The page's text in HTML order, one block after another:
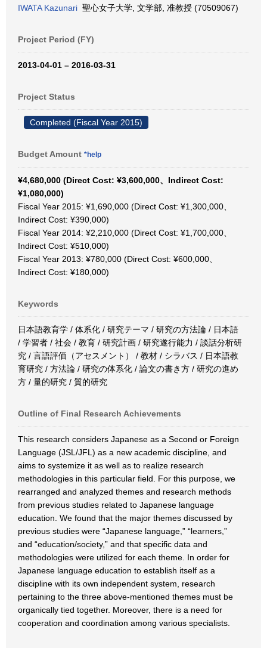
IWATA Kazunari 聖心女子大学, 文学部, 准教授 (70509067)
Project Period (FY)
2013-04-01 – 2016-03-31
Project Status
Completed (Fiscal Year 2015)
Budget Amount *help
¥4,680,000 (Direct Cost: ¥3,600,000、Indirect Cost:
¥1,080,000)
Fiscal Year 2015: ¥1,690,000 (Direct Cost: ¥1,300,000、
Indirect Cost: ¥390,000)
Fiscal Year 2014: ¥2,210,000 (Direct Cost: ¥1,700,000、
Indirect Cost: ¥510,000)
Fiscal Year 2013: ¥780,000 (Direct Cost: ¥600,000、
Indirect Cost: ¥180,000)
Keywords
日本語教育学 / 体系化 / 研究テーマ / 研究の方法論 / 日本語
/ 学習者 / 社会 / 教育 / 研究計画 / 研究遂行能力 / 談話分析研
究 / 言語評価（アセスメント） / 教材 / シラバス / 日本語教
育研究 / 方法論 / 研究の体系化 / 論文の書き方 / 研究の進め
方 / 量的研究 / 質的研究
Outline of Final Research Achievements
This research considers Japanese as a Second or Foreign
Language (JSL/JFL) as a new academic discipline, and
aims to systemize it as well as to realize research
methodologies in this particular field. For this purpose, we
rearranged and analyzed themes and research methods
from previous studies related to Japanese language
education. We found that the major themes discussed by
previous studies were “Japanese language,” “learners,”
and “education/society,” and that specific data and
methodologies were utilized for each theme. In order for
Japanese language education to establish itself as a
discipline with its own independent system, research
pertaining to the three above-mentioned themes must be
organically tied together. Moreover, there is a need for
cooperation and coordination among various specialists.